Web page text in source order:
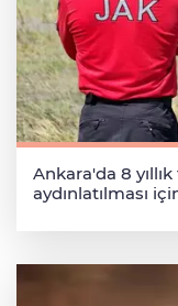
Ankara'da 8
aydınlatılması